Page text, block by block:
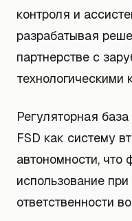
контроля и
разрабатывая
партнерстве с
технологическими
Регуляторная
FSD как систему
автономности,
использование
ответственности